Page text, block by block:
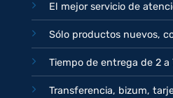
El mejor servicio de
Sólo productos nuevos,
Tiempo de entrega de 2 a
Transferencia, bizum,